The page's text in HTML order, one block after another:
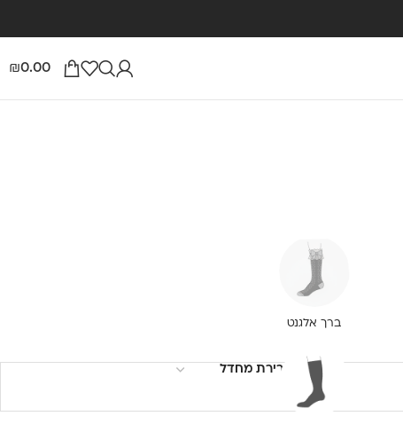
0.00
₪
ברך אלגנט